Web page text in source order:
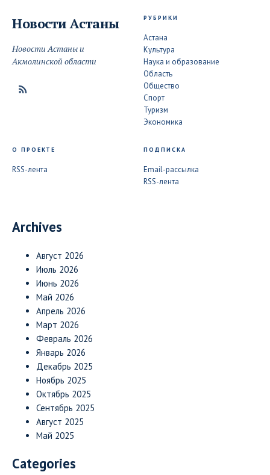
Новости Астаны
Новости Астаны и
Акмолинской области
РУБРИКИ
Астана
Культура
Наука и образование
Область
Общество
Спорт
Туризм
Экономика
О ПРОЕКТЕ
RSS-лента
ПОДПИСКА
Email-рассылка
RSS-лента
Archives
Август 2026
Июль 2026
Июнь 2026
Май 2026
Апрель 2026
Март 2026
Февраль 2026
Январь 2026
Декабрь 2025
Ноябрь 2025
Октябрь 2025
Сентябрь 2025
Август 2025
Май 2025
Categories